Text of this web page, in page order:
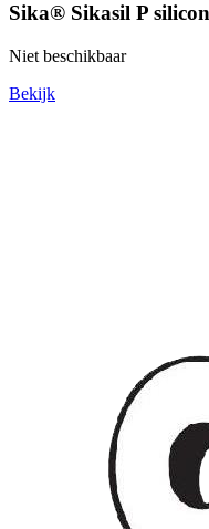
Sika® Sikasil P
Niet beschikbaar
Bekijk